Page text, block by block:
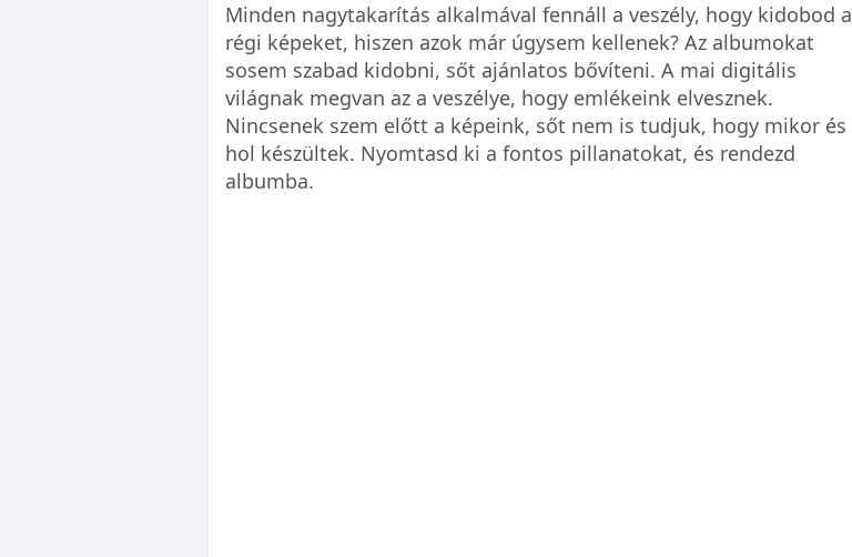
Minden nagytakarítás alkalmával fennáll a veszély, hogy kidobod a
régi képeket, hiszen azok már úgysem kellenek? Az albumokat
sosem szabad kidobni, sőt ajánlatos bővíteni. A mai digitális
világnak megvan az a veszélye, hogy emlékeink elvesznek.
Nincsenek szem előtt a képeink, sőt nem is tudjuk, hogy mikor és
hol készültek. Nyomtasd ki a fontos pillanatokat, és rendezd
albumba.